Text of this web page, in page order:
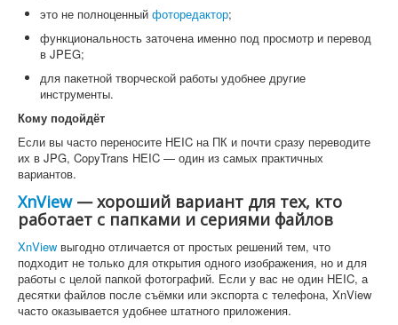
это не полноценный фоторедактор;
функциональность заточена именно под просмотр и перевод
в JPEG;
для пакетной творческой работы удобнее другие
инструменты.
Кому подойдёт
Если вы часто переносите HEIC на ПК и почти сразу переводите
их в JPG, CopyTrans HEIC — один из самых практичных
вариантов.
XnView— хороший вариант для тех, кто
работает с папками и сериями файлов
XnView выгодно отличается от простых решений тем, что
подходит не только для открытия одного изображения, но и для
работы с целой папкой фотографий. Если у вас не один HEIC, а
десятки файлов после съёмки или экспорта с телефона, XnView
часто оказывается удобнее штатного приложения.